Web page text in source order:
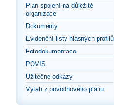
Plán spojení na důležité
organizace
Dokumenty
Evidenční listy hlásných profilů
Fotodokumentace
POVIS
Užitečné odkazy
Výtah z povodňového plánu